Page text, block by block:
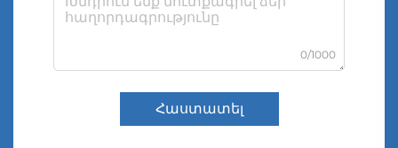
0/1000
Հաստատել